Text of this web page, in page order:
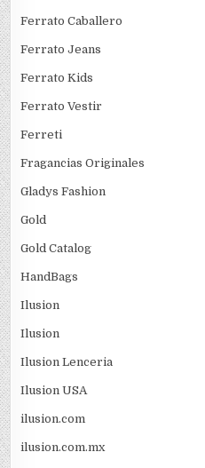
Ferrato Caballero
Ferrato Jeans
Ferrato Kids
Ferrato Vestir
Ferreti
Fragancias Originales
Gladys Fashion
Gold
Gold Catalog
HandBags
Ilusion
Ilusion
Ilusion Lenceria
Ilusion USA
ilusion.com
ilusion.com.mx